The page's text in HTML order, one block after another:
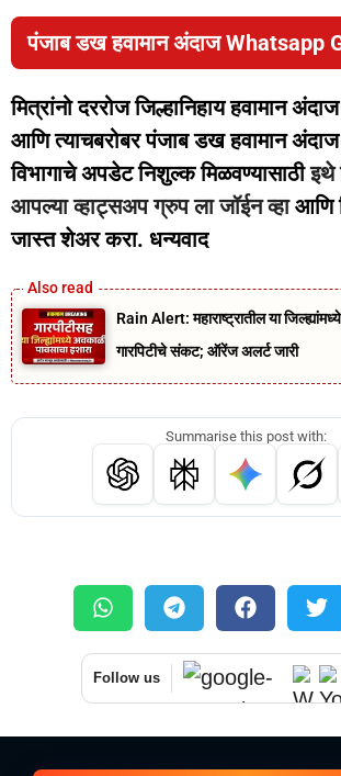
पंजाब डख हवामान अंदाज Whatsapp
मित्रांनो दररोज जिल्हानिहाय हवामान
आणि त्याचबरोबर पंजाब डख हवामान अंदाज
विभागाचे अपडेट निशुल्क मिळवण्यासाठीइथे
आपल्या व्हाट्सअप ग्रुप ला जॉईन व्हाआणि
जास्त शेअर करा. धन्यवाद
Rain Alert: महाराष्ट्रातील या
गारपिटीचे संकट; ऑरेंज अलर्ट जारी
Summarise this post with:
Follow us